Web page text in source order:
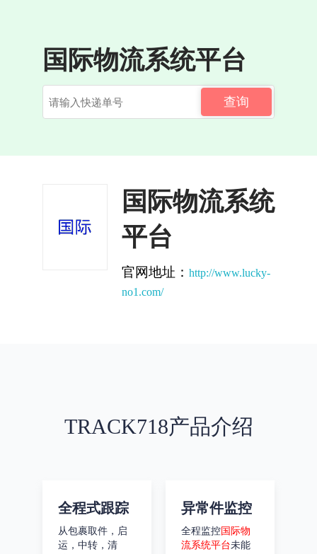
国际物流系统平台
查询
国际物流系统
平台
官网地址： http://www.lucky-
no1.com/
TRACK718产品介绍
全程式跟踪
从包裹取件，启
运，中转，清
异常件监控
全程监控国际物
流系统平台未能